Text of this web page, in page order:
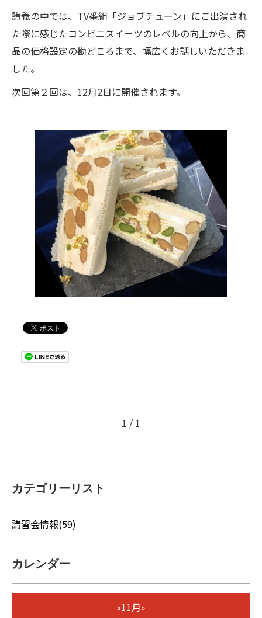
講義の中では、TV番組「ジョブチューン」にご出演され
た際に感じたコンビニスイーツのレベルの向上から、商
品の価格設定の勘どころまで、幅広くお話しいただきま
した。
次回第２回は、12月2日に開催されます。
1 / 1
カテゴリーリスト
講習会情報(59)
カレンダー
«11月»